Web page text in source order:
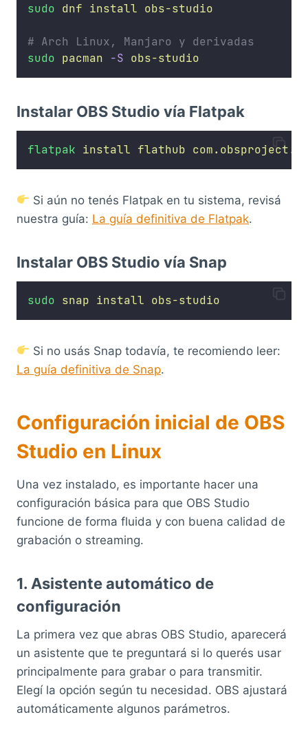
sudo dnf install obs-studio
# Arch Linux, Manjaro y derivadas
sudo pacman -S obs-studio
Instalar OBS Studio vía Flatpak
flatpak install flathub
Si aún no tenés Flatpak en tu sistema, revisá
nuestra guía: La guía definitiva de Flatpak.
Instalar OBS Studio vía Snap
sudo snap install obs-studio
Si no usás Snap todavía, te recomiendo leer:
La guía definitiva de Snap.
Configuración inicial de OBS
Studio en Linux
Una vez instalado, es importante hacer una
configuración básica para que OBS Studio
funcione de forma fluida y con buena calidad de
grabación o streaming.
1. Asistente automático de
configuración
La primera vez que abras OBS Studio, aparecerá
un asistente que te preguntará si lo querés usar
principalmente para grabar o para transmitir.
Elegí la opción según tu necesidad. OBS ajustará
automáticamente algunos parámetros.